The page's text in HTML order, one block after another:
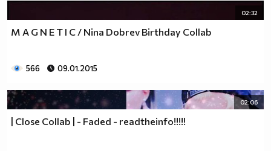
02:32
M A G N E T I C / Nina Dobrev Birthday Collab
566 09.01.2015
02:06
| Close Collab | - Faded - readtheinfo!!!!!